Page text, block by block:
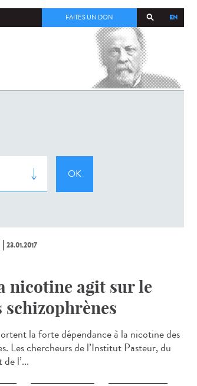
EN
FAITES UN DON
COV-2 /
23.01.2017
nicotine agit sur le
schizophrènes
la forte dépendance à la nicotine des
Les chercheurs de l’Institut Pasteur, du
l’...